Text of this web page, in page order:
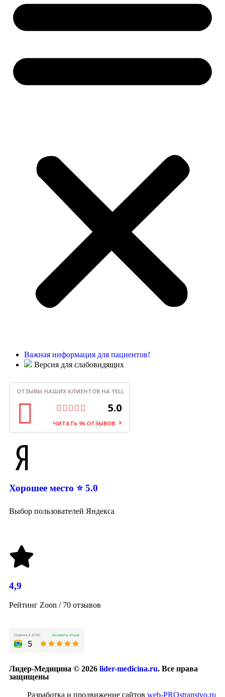
Важная информация для пациентов!
Версия для слабовидящих
ОТЗЫВЫ НАШИХ КЛИЕНТОВ НА YELL
5.0
ЧИТАТЬ 96 ОТЗЫВОВ
Хорошее место ⭐ 5.0
Выбор пользователей Яндекса
4,9
Рейтинг Zoon / 70 отзывов
Лидер-Медицина © 2026 lider-medicina.ru. Все права
защищены
Разработка и продвижение сайтов web-PROstranstvo.ru